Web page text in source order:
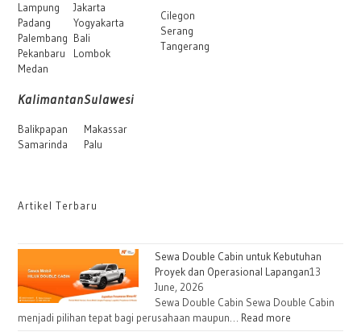
Lampung
Padang
Palembang
Pekanbaru
Medan
Jakarta
Yogyakarta
Bali
Lombok
Cilegon
Serang
Tangerang
Kalimantan
Balikpapan
Samarinda
Sulawesi
Makassar
Palu
Artikel Terbaru
Sewa Double Cabin untuk Kebutuhan
Proyek dan Operasional Lapangan13
June, 2026
Sewa Double Cabin Sewa Double Cabin
menjadi pilihan tepat bagi perusahaan maupun… Read more